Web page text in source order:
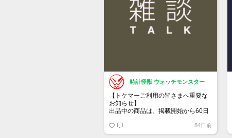
時計怪獣 ウォッチモンスター
【トケマーご利用の皆さまへ重要な
お知らせ】
出品中の商品は、掲載開始から60日
へ戻ります。
トップページでお気に入り登録がで
84日前